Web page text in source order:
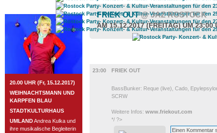
ROSTOCK TAGESTIPP
20.00 UHR (Fr, 15.12.2017)
WEIHNACHTSMANN UND
KARPFEN BLAU
STADTKULTURHAUS
UMLANDAndrea Kulka und
ihre musikalische Begleiterin
FRIEK OUT@ JAZ ROSTOCK
AM 15.12.2017 (FREITAG) UM 23:00
23:00
FRIEK OUT
BassBunker: Reque (live), Cado,
SCRW
Weitere Infos: www.friekout.com
*/ ?>